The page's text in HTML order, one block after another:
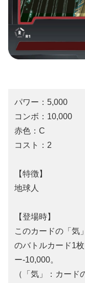
パワー：5,000
コンボ：10,000
赤色：C
コスト：2
【特徴】
地球人
【登場時】
このカードの「気
のバトルカード1
ー-10,000。
（「気」：カー